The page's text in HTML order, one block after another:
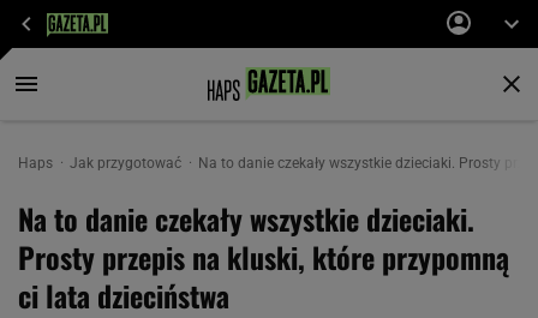
Haps Jak przygotować Na to danie czekały wszystkie dzieciaki. Prosty
Na to danie czekały wszystkie dzieciaki.
Prosty przepis na kluski, które przypomną
ci lata dzieciństwa